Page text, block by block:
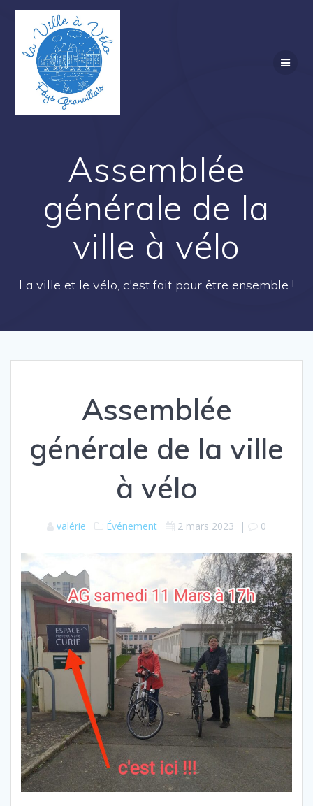
Assemblée
générale de la
ville à vélo
La ville et le vélo, c'est fait pour être ensemble !
Assemblée
générale de la ville
à vélo
valérie Événement 2 mars 2023 | 0